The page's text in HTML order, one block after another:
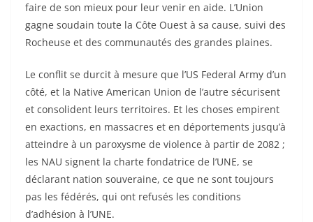
faire de son mieux pour leur venir en aide. L’Union
gagne soudain toute la Côte Ouest à sa cause, suivi des
Rocheuse et des communautés des grandes plaines.
Le conflit se durcit à mesure que l’US Federal Army d’un
côté, et la Native American Union de l’autre sécurisent
et consolident leurs territoires. Et les choses empirent
en exactions, en massacres et en déportements jusqu’à
atteindre à un paroxysme de violence à partir de 2082 ;
les NAU signent la charte fondatrice de l’UNE, se
déclarant nation souveraine, ce que ne sont toujours
pas les fédérés, qui ont refusés les conditions
d’adhésion à l’UNE.